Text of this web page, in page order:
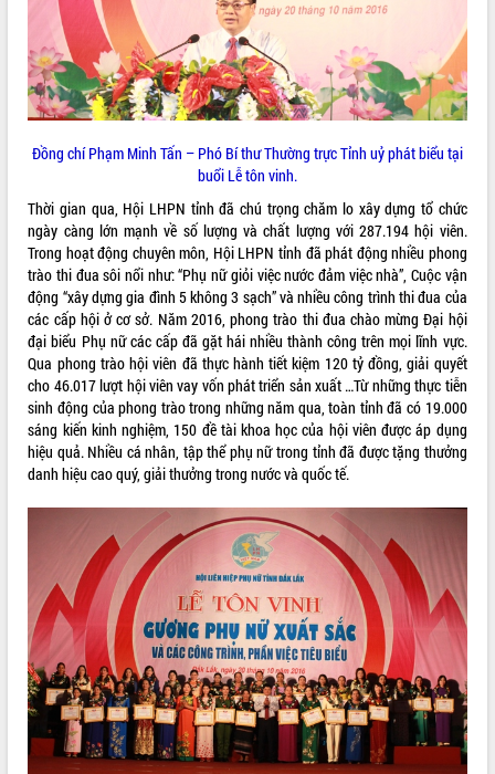
Lễ truy tặng danh hiệu “Bà Mẹ Việt
Nam Anh hùng” và trao Huân chương
Lao động
UBND tỉnh Đắk Lắk triển khai nhiệm
vụ 6 tháng cuối năm 2026
tỉnh khóa XI quyết nghị nhiều nội dung
Bí thư Tỉnh ủy Lương Nguyễn Minh
Triết thăm, tặng quà người có công với
cách mạng
Rà soát, hoàn thiện hệ thống thiết chế
văn hóa, thể thao đáp ứng yêu cầu
phát triển mới
Thường trực HĐND tỉnh Đắk Lắk gặp
mặt Đoàn chuyên gia y tế TP. Hồ Chí
Minh
Lễ truy điệu và an táng hài cốt liệt sĩ
tại Nghĩa trang Liệt sĩ xã Sơn Hòa
Bàn giải pháp tháo gỡ khó khăn trong
Thứ trưởng Bộ Nông nghiệp và Môi
trường Nguyễn Hoàng Hiệp khảo sát
vùng trồng và doanh nghiệp đóng gói
sầu riêng tại Đắk Lắk
Trình diễn nghệ thuật chế biến các
món ăn từ sầu riêng
Đắk Lắk công bố Quy hoạch và xúc
tiến đầu tư tỉnh
Ngành cá ngừ Đắk Lắk chủ động thích
ứng để giữ vững thị trường xuất khẩu
ALBUM ẢNH
LIÊN KẾT WEB
THỐNG KÊ TRUY CẬP
Hôm nay:
22860
Tất cả: 66135974
Đồng chí Phạm Minh Tấn – Phó Bí thư Thường trực Tỉnh uỷ phát biểu tại
buổi Lễ tôn vinh.
Thời gian qua, Hội LHPN tỉnh đã chú trọng chăm lo xây dựng tổ chức
ngày càng lớn mạnh về số lượng và chất lượng với 287.194 hội viên.
Trong hoạt động chuyên môn, Hội LHPN tỉnh đã phát động nhiều phong
trào thi đua sôi nổi như: “Phụ nữ giỏi việc nước đảm việc nhà”, Cuộc vận
động “xây dựng gia đình 5 không 3 sạch” và nhiều công trình thi đua của
các cấp hội ở cơ sở. Năm 2016, phong trào thi đua chào mừng Đại hội
đại biểu Phụ nữ các cấp đã gặt hái nhiều thành công trên mọi lĩnh vực.
Qua phong trào hội viên đã thực hành tiết kiệm 120 tỷ đồng, giải quyết
cho 46.017 lượt hội viên vay vốn phát triển sản xuất …Từ những thực tiễn
sinh động của phong trào trong những năm qua, toàn tỉnh đã có 19.000
sáng kiến kinh nghiệm, 150 đề tài khoa học của hội viên được áp dụng
hiệu quả. Nhiều cá nhân, tập thể phụ nữ trong tỉnh đã được tặng thưởng
danh hiệu cao quý, giải thưởng trong nước và quốc tế.